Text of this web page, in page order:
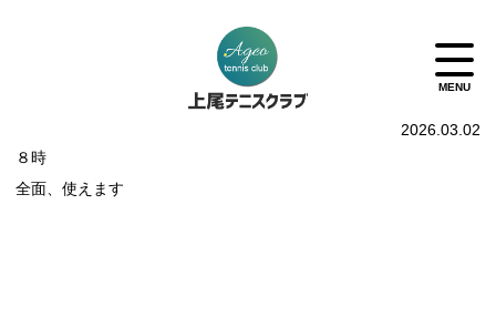
2026.03.02
８時
全面、使えます